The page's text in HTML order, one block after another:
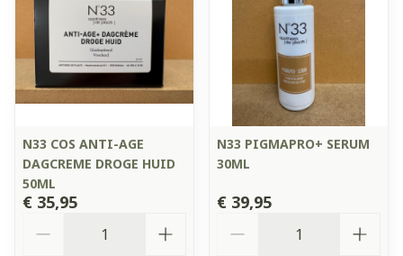
N33 COS ANTI-AGE
DAGCREME DROGE HUID
50ML
€ 35,95
N33 PIGMAPRO+ SERUM
30ML
€ 39,95